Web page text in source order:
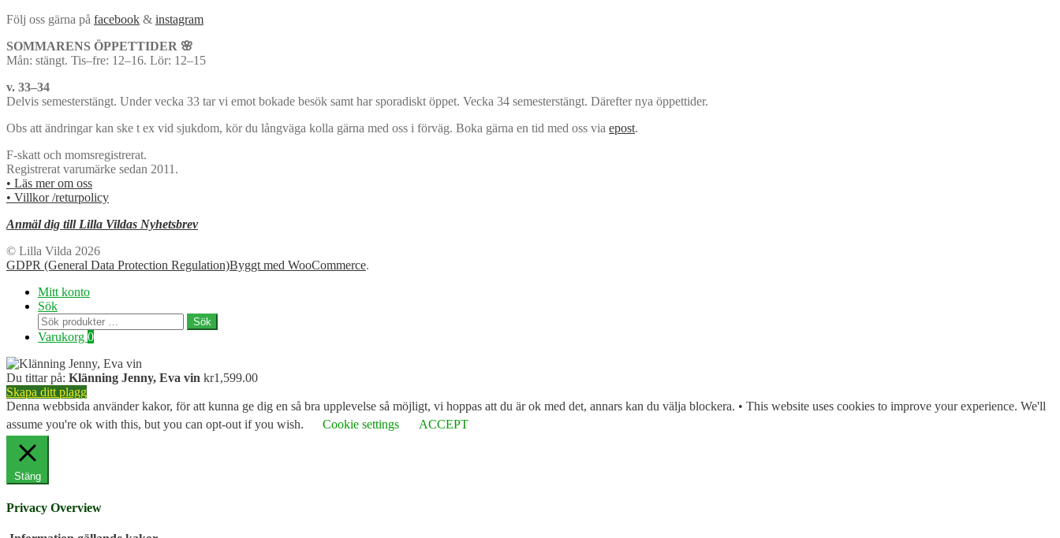
Följ oss gärna på facebook & instagram
SOMMARENS ÖPPETTIDER 🌸
Mån: stängt. Tis–fre: 12–16. Lör: 12–15
v. 33–34
Delvis semesterstängt. Under vecka 33 tar vi emot bokade besök samt har sporadiskt öppet. Vecka 34 semesterstängt. Därefter nya öppettider.
Obs att ändringar kan ske t ex vid sjukdom, kör du långväga kolla gärna med oss i förväg. Boka gärna en tid med oss via epost.
F-skatt och momsregistrerat.
Registrerat varumärke sedan 2011.
• Läs mer om oss
• Villkor /returpolicy
Anmäl dig till Lilla Vildas Nyhetsbrev
© Lilla Vilda 2026
GDPR (General Data Protection Regulation)Byggt med WooCommerce.
Mitt konto
Sök
Sök
efter:
Sök
Varukorg 0
Du tittar på: Klänning Jenny, Eva vin kr1,599.00
Skapa ditt plagg
Denna webbsida använder kakor, för att kunna ge dig en så bra upplevelse så möjligt, vi hoppas att du är ok med det, annars kan du välja blockera. • This website uses cookies to improve your experience. We'll
assume you're ok with this, but you can opt-out if you wish.
Cookie settings ACCEPT
Stäng
Privacy Overview